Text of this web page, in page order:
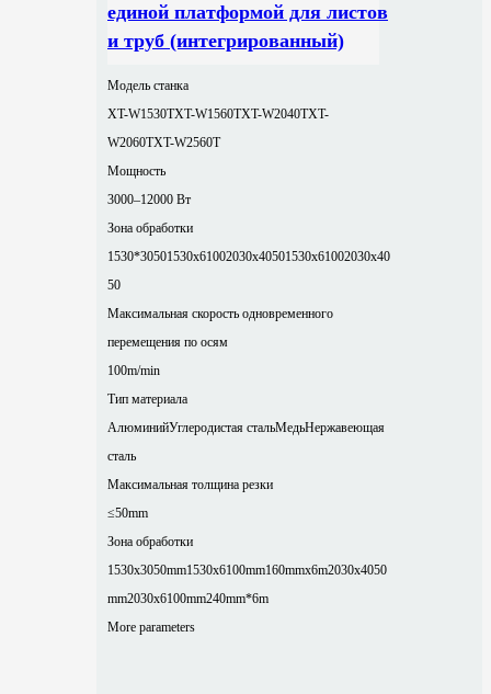
единой платформой для листов
и труб (интегрированный)
Модель станка
XT-W1530TXT-W1560TXT-W2040TXT-
W2060TXT-W2560T
Мощность
3000–12000 Вт
Зона обработки
1530*30501530x61002030x40501530x61002030x40
50
Максимальная скорость одновременного
перемещения по осям
100m/min
Тип материала
АлюминийУглеродистая стальМедьНержавеющая
сталь
Максимальная толщина резки
≤50mm
Зона обработки
1530x3050mm1530x6100mm160mmx6m2030x4050
mm2030x6100mm240mm*6m
More parameters